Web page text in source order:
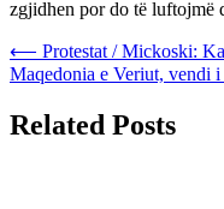
zgjidhen por do të luftojmë
Post
navigation
⟵ Protestat / Mickoski:
Maqedonia e Veriut, vendi
Related Posts